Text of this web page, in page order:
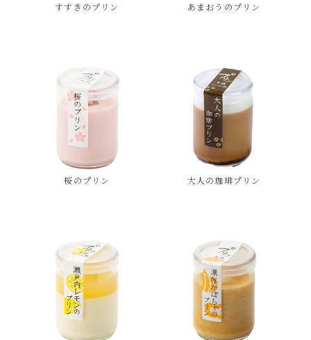
すすきのプリン あまおうのプリン
桜のプリン 大人の珈琲プリン